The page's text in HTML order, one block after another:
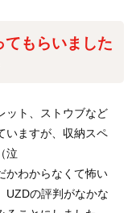
もらいました
ット、ストウブなど
いますが、収納スペ
泣
かわからなくて怖い
UZDの評判がなかな